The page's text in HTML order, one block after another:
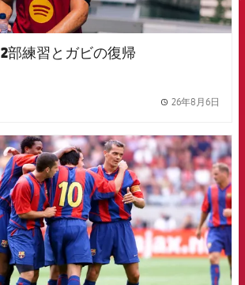
2部練習とガビの復帰
26年8月6日
FCB Barcelona badge